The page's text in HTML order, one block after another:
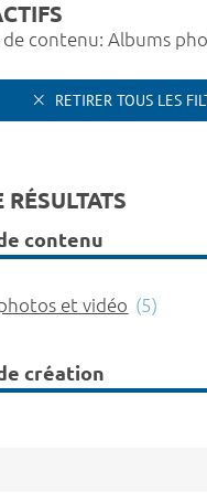
de contenu: Albums
RETIRER TOUS LES
RÉSULTATS
contenu
et vidéo (5)
création